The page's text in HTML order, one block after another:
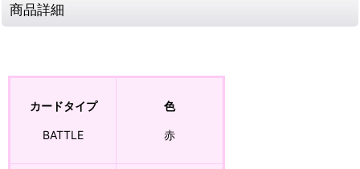
商品詳細
カードタイプ
BATTLE
色
赤